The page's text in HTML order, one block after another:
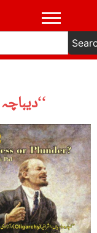
دیباچہ کتاب ’’سی پیک: ترقی یا سراب؟‘‘